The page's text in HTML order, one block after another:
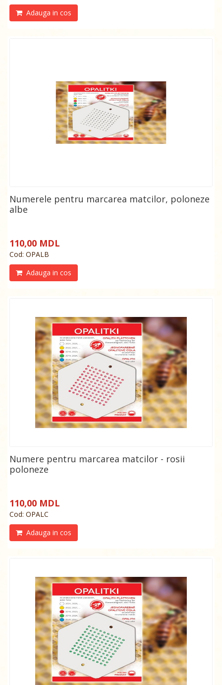
Adauga in cos
Numerele pentru marcarea matcilor, poloneze
albe
110,00 MDL
Cod: OPALB
Adauga in cos
Numere pentru marcarea matcilor - rosii
poloneze
110,00 MDL
Cod: OPALС
Adauga in cos